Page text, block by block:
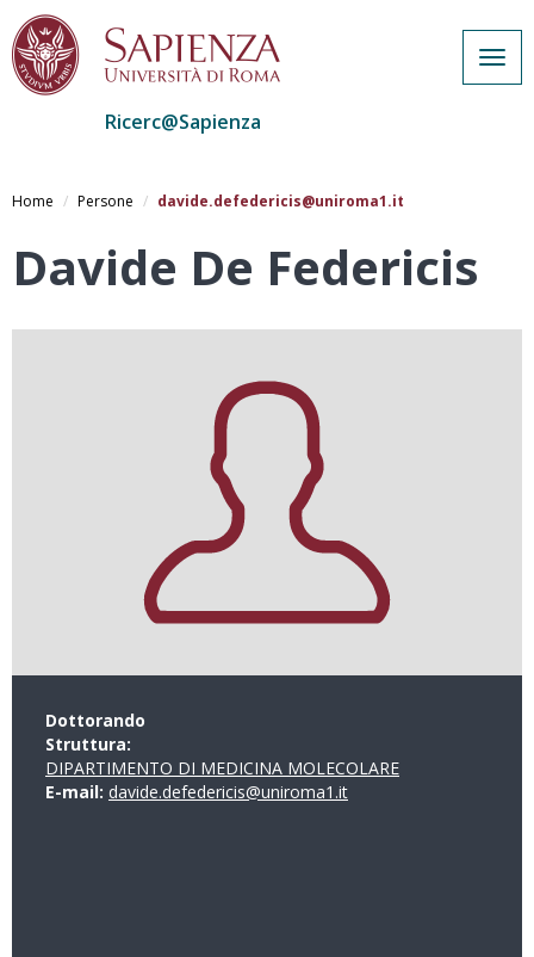
al
Ricerc@Sapienza
Home Persone davide.defedericis@uniroma1.it
Davide De Federicis
Dottorando
Struttura:
DIPARTIMENTO DI MEDICINA MOLECOLARE
E-mail: davide.defedericis@uniroma1.it